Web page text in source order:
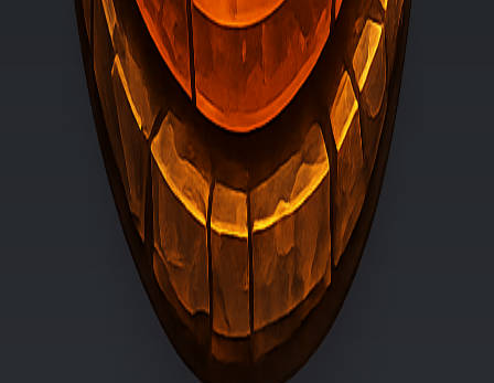
Bewerbung
Du erfüllst die Anforderungen?
Schick uns deine Creator-Bewerbung direkt über die
Website. Wir prüfen deine Angaben und melden uns innerhalb
von 24 Stunden über Discord.